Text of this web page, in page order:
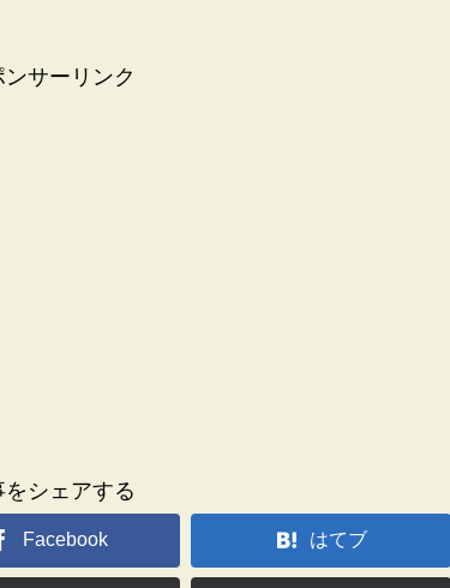
ンサーリンク
をシェアする
Facebook はてブ